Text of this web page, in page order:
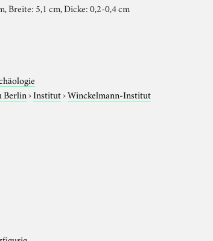
Breite: 5,1 cm, Dicke: 0,2-0,4 cm
Berlin›Institut›Winckelmann-Institut